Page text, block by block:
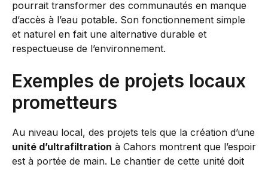
pourrait transformer des communautés en manque
d’accès à l’eau potable. Son fonctionnement simple
et naturel en fait une alternative durable et
respectueuse de l’environnement.
Exemples de projets locaux
prometteurs
Au niveau local, des projets tels que la création d’une
unité d’ultrafiltration à Cahors montrent que l’espoir
est à portée de main. Le chantier de cette unité doit